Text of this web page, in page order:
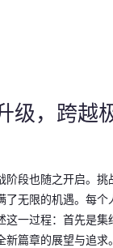
级，跨越
阶段也随之开启。
无限的机遇。每
这一过程：首先是
新篇章的展望与追